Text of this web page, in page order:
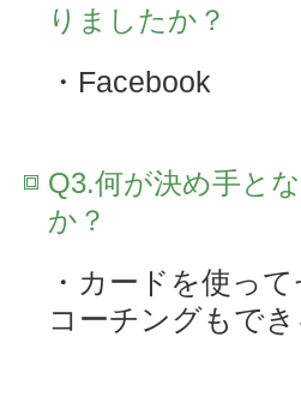
りましたか？
・Facebook
Q3.何が決め手と
か？
・カードを使っ
コーチングもで